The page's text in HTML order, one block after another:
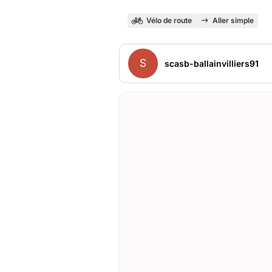
Vélo de route Aller simple
S scasb-ballainvilliers91